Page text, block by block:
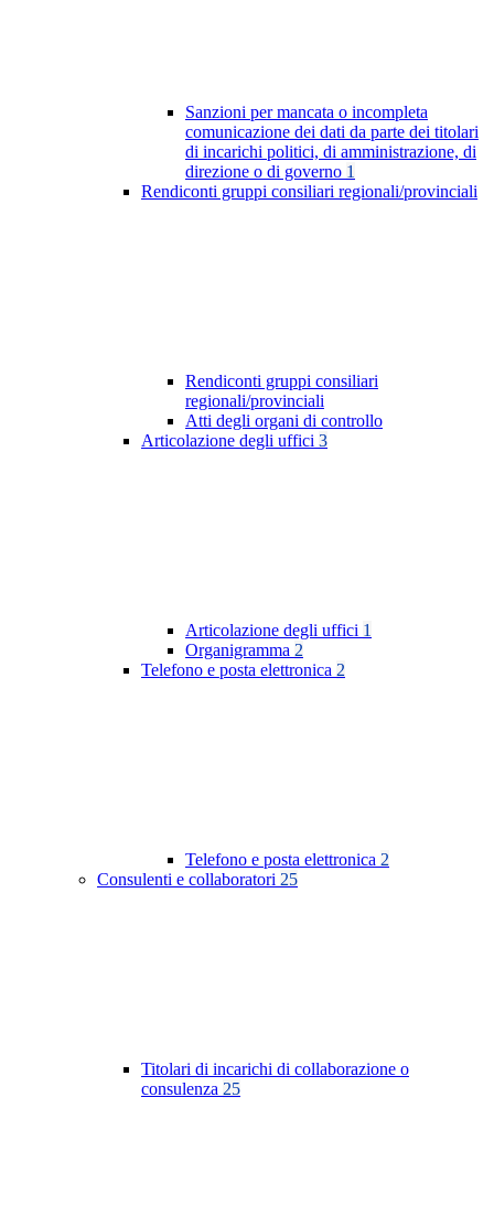
Sanzioni per mancata o incompleta
comunicazione dei dati da parte dei titolari
di incarichi politici, di amministrazione, di
direzione o di governo 1
Rendiconti gruppi consiliari regionali/provinciali
Rendiconti gruppi consiliari
regionali/provinciali
Atti degli organi di controllo
Articolazione degli uffici 3
Articolazione degli uffici 1
Organigramma 2
Telefono e posta elettronica 2
Telefono e posta elettronica 2
Consulenti e collaboratori 25
Titolari di incarichi di collaborazione o
consulenza 25